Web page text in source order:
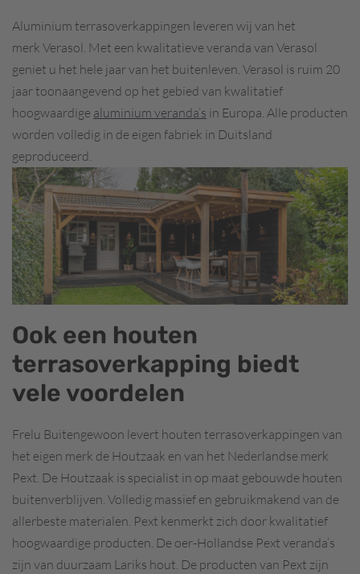
Aluminium terrasoverkappingen leveren wij van het
merk Verasol. Met een kwalitatieve veranda van Verasol
geniet u het hele jaar van het buitenleven. Verasol is ruim 20
jaar toonaangevend op het gebied van kwalitatief
hoogwaardige aluminium veranda’s in Europa. Alle producten
worden volledig in de eigen fabriek in Duitsland
geproduceerd.
Ook een houten
terrasoverkapping biedt
vele voordelen
Frelu Buitengewoon levert houten terrasoverkappingen van
het eigen merk de Houtzaak en van het Nederlandse merk
Pext. De Houtzaak is specialist in op maat gebouwde houten
buitenverblijven. Volledig massief en gebruikmakend van de
allerbeste materialen. Pext kenmerkt zich door kwalitatief
hoogwaardige producten. De oer-Hollandse Pext veranda’s
zijn van duurzaam Lariks hout. De producten van Pext zijn